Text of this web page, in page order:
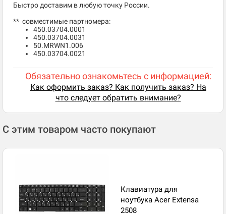
Быстро доставим в любую точку России.
** совместимые партномера:
450.03704.0001
450.03704.0031
50.MRWN1.006
450.03704.0021
Обязательно ознакомьтесь с информацией:
Как оформить заказ? Как получить заказ? На
что следует обратить внимание?
С этим товаром часто покупают
Клавиатура для
ноутбука Acer Extensa
2508